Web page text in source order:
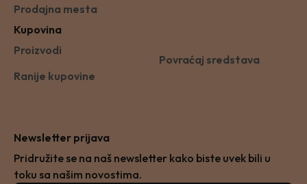
Prodajna mesta
Kupovina
Proizvodi
Ranije kupovine
Povraćaj sredstava
Newsletter prijava
Pridružite se na naš newsletter kako biste uvek bili u
toku sa našim novostima.